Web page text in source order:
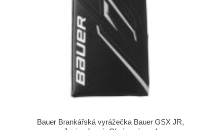
Bauer Brankářská vyrážečka Bauer GSX JR,